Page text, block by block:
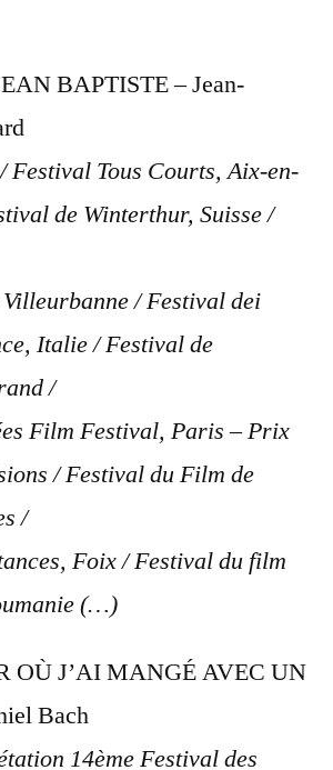
BAPTISTE – Jean-
Tous Courts, Aix-en-
de Winterthur, Suisse /
/ Festival dei
Italie / Festival de
/
Film Festival, Paris – Prix
/ Festival du Film de
/
Foix / Festival du film
(…)
OÙ J’AI MANGÉ AVEC UN
Bach
14ème Festival des